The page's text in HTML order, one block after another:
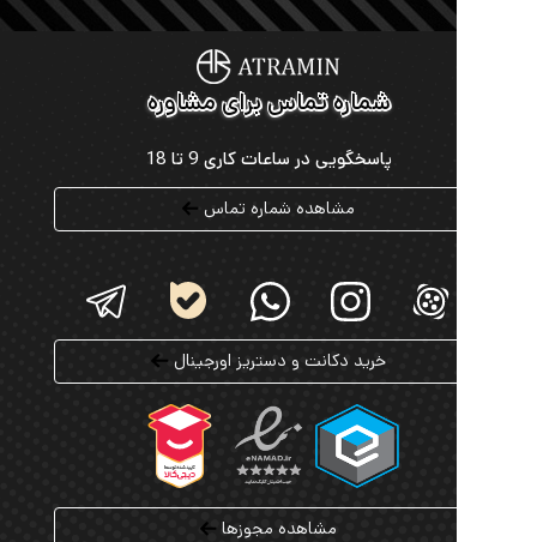
زنانه اورجینال را در غلظت های مختلف از جمله پرفیوم
(Perfume)، ادوپرفیوم (Eau de Parfum) و ادوکلن (Eau de
Cologne) تهیه کنید. قیمت های رقابتی این فروشگاه که با
حاشیه سود ارائه می شود، خرید عطر لوکس را برای
از ویژگی های منحصر به فرد عطرامین، سرویس خرید
عطر اورجینال است. شما می توانید از میان هزاران عطر
موجود، حتی از حجم 1 میل سفارش دهید و پیش از خرید
بسیاری دارد.
با ارسال رایگان عطرهای حجم کامل به سراسر کشور،
اعتبار هدیه در زمان عضویت و پشتیبانی 24 ساعته، تجربه ای
راحت از خرید اینترنتی عطر و ادکلن اصل را برای
خود فراهم کرده است.
شماره تماس برای مشاوره
پاسخگویی در ساعات کاری 9 تا 18
مشاهده شماره تماس
خرید دکانت و دستریز اورجینال
مشاهده مجوزها